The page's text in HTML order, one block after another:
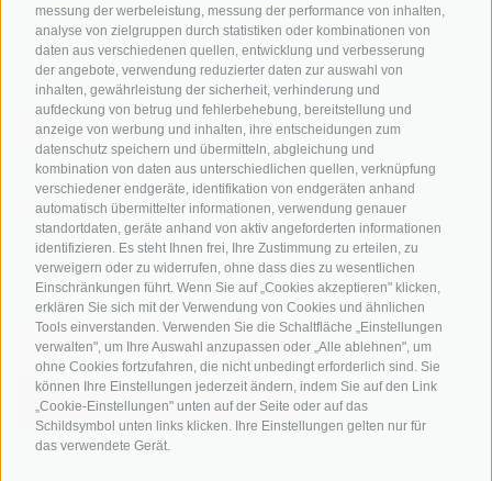
messung der werbeleistung, messung der performance von inhalten,
analyse von zielgruppen durch statistiken oder kombinationen von
daten aus verschiedenen quellen, entwicklung und verbesserung
der angebote, verwendung reduzierter daten zur auswahl von
inhalten, gewährleistung der sicherheit, verhinderung und
aufdeckung von betrug und fehlerbehebung, bereitstellung und
anzeige von werbung und inhalten, ihre entscheidungen zum
datenschutz speichern und übermitteln, abgleichung und
kombination von daten aus unterschiedlichen quellen, verknüpfung
verschiedener endgeräte, identifikation von endgeräten anhand
automatisch übermittelter informationen, verwendung genauer
standortdaten, geräte anhand von aktiv angeforderten informationen
identifizieren. Es steht Ihnen frei, Ihre Zustimmung zu erteilen, zu
verweigern oder zu widerrufen, ohne dass dies zu wesentlichen
Einschränkungen führt. Wenn Sie auf „Cookies akzeptieren" klicken,
erklären Sie sich mit der Verwendung von Cookies und ähnlichen
Tools einverstanden. Verwenden Sie die Schaltfläche „Einstellungen
verwalten", um Ihre Auswahl anzupassen oder „Alle ablehnen", um
ohne Cookies fortzufahren, die nicht unbedingt erforderlich sind. Sie
können Ihre Einstellungen jederzeit ändern, indem Sie auf den Link
„Cookie-Einstellungen" unten auf der Seite oder auf das
Schildsymbol unten links klicken. Ihre Einstellungen gelten nur für
das verwendete Gerät.
Bike-Schulen
Tourenzentrale
info@bikehotels.it
MELDE DICH ZU UNSEREM NEWSLETTER AN!
JETZT ANMELDEN